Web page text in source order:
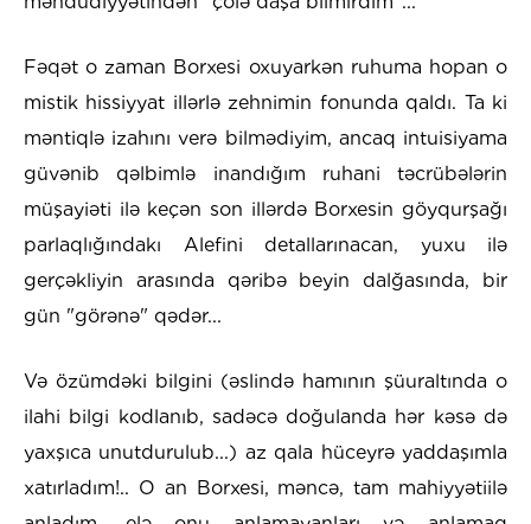
Fəqət o zaman Borxesi oxuyarkən ruhuma hopan o
mistik hissiyyat illərlə zehnimin fonunda qaldı. Ta ki
məntiqlə izahını verə bilmədiyim, ancaq intuisiyama
güvənib qəlbimlə inandığım ruhani təcrübələrin
müşayiəti ilə keçən son illərdə Borxesin göyqurşağı
parlaqlığındakı Alefini detallarınacan, yuxu ilə
gerçəkliyin arasında qəribə beyin dalğasında, bir
gün "görənə" qədər...
Və özümdəki bilgini (əslində hamının şüuraltında o
ilahi bilgi kodlanıb, sadəcə doğulanda hər kəsə də
yaxşıca unutdurulub...) az qala hüceyrə yaddaşımla
xatırladım!.. O an Borxesi, məncə, tam mahiyyətiilə